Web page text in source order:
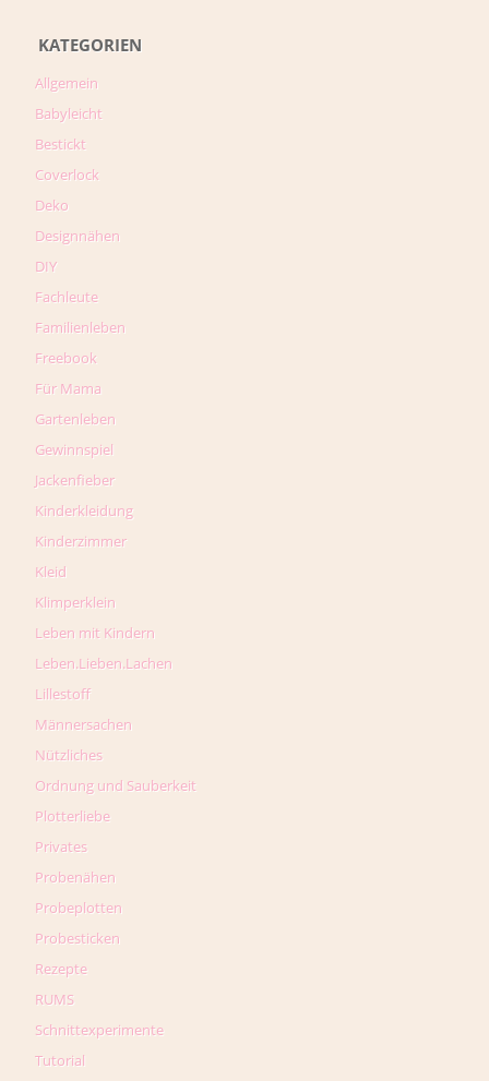
KATEGORIEN
Allgemein
Babyleicht
Bestickt
Coverlock
Deko
Designnähen
DIY
Fachleute
Familienleben
Freebook
Für Mama
Gartenleben
Gewinnspiel
Jackenfieber
Kinderkleidung
Kinderzimmer
Kleid
Klimperklein
Leben mit Kindern
Leben.Lieben.Lachen
Lillestoff
Männersachen
Nützliches
Ordnung und Sauberkeit
Plotterliebe
Privates
Probenähen
Probeplotten
Probesticken
Rezepte
RUMS
Schnittexperimente
Tutorial